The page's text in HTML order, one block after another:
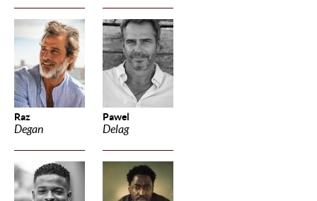
Raz
Degan
Pawel
Delag